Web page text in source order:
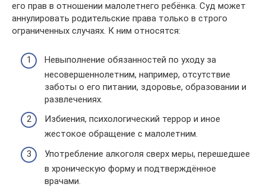
его прав в отношении малолетнего ребёнка. Суд может
аннулировать родительские права только в строго
ограниченных случаях. К ним относятся:
Невыполнение обязанностей по уходу за
несовершеннолетним, например, отсутствие
заботы о его питании, здоровье, образовании и
развлечениях.
Избиения, психологический террор и иное
жестокое обращение с малолетним.
Употребление алкоголя сверх меры, перешедшее
в хроническую форму и подтверждённое
врачами.